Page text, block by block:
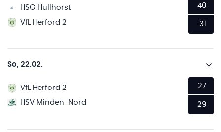
HSG Hüllhorst
VfL Herford 2
40
31
So, 22.02.
VfL Herford 2
HSV Minden-Nord
27
29